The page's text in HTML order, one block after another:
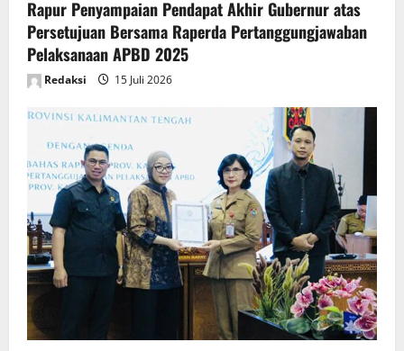
Rapur Penyampaian Pendapat Akhir Gubernur atas
Persetujuan Bersama Raperda Pertanggungjawaban
Pelaksanaan APBD 2025
Redaksi 15 Juli 2026